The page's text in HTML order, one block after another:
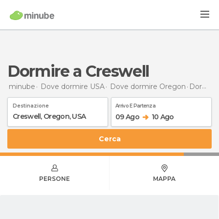
Dormire a Creswell
minube Dove dormire USA Dove dormire Oregon Dormire
Destinazione Arrivo E Partenza
09 Ago 10 Ago
Cerca
PERSONE MAPPA